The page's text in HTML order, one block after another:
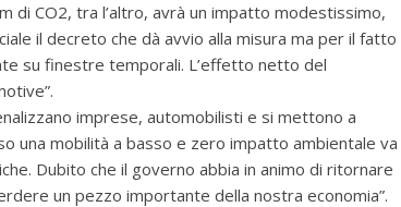
di CO2, tra l’altro, avrà un impatto modestissimo,
il decreto che dà avvio alla misura ma per il fatto
su finestre temporali. L’effetto netto del
imprese, automobilisti e si mettono a
una mobilità a basso e zero impatto ambientale va
Dubito che il governo abbia in animo di ritornare
un pezzo importante della nostra economia”.